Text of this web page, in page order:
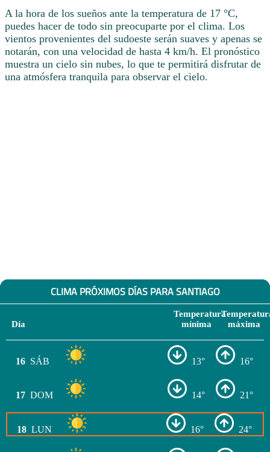
A la hora de los sueños ante la temperatura de 17 °C,
puedes hacer de todo sin preocuparte por el clima. Los
vientos provenientes del sudoeste serán suaves y apenas se
notarán, con una velocidad de hasta 4 km/h. El pronóstico
muestra un cielo sin nubes, lo que te permitirá disfrutar de
una atmósfera tranquila para observar el cielo.
CLIMA PRÓXIMOS DÍAS PARA SANTIAGO
Día
Temperatura
mínima
máxima
16 SÁB 13° 16°
17 DOM 14° 21°
18 LUN 16° 24°